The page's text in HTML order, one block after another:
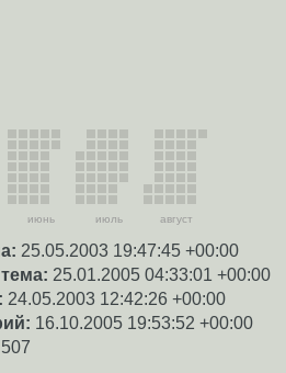
июнь июль август
25.05.2003 19:47:45 +00:00
25.01.2005 04:33:01 +00:00
24.05.2003 12:42:26 +00:00
16.10.2005 19:53:52 +00:00
507